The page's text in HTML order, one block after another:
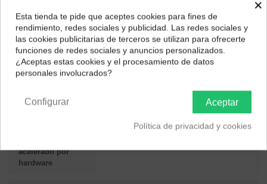
eficiencia
Unidad de
procesamiento
neuronal (NPU)
Apple Neural Engine (ANE)
procesador
acelerado por
hardware
¿Dónde deseas recibir tu pedido?
Selecciona tu ubicación para mostrarte los precios e
impuestos correctos para tu región.
×
Esta tienda te pide que aceptes cookies para fines de
rendimiento, redes sociales y publicidad. Las redes sociales y
las cookies publicitarias de terceros se utilizan para ofrecerte
funciones de redes sociales y anuncios personalizados.
¿Aceptas estas cookies y el procesamiento de datos
personales involucrados?
Aceptar
Configurar
Política de privacidad y cookies